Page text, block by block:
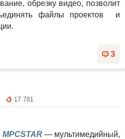
обрезку видео, позволит
файлы проектов и
3
17 781
MPCSTAR— мультимедийный,